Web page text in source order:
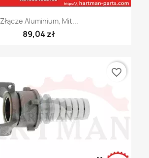
Złącze Aluminium, Mit...
89,04 zł
favorite_border